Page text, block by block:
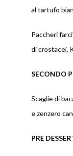
al tartufo
Paccheri
di crostacei,
SECONDO
Scaglie di
e zenzero
PRE